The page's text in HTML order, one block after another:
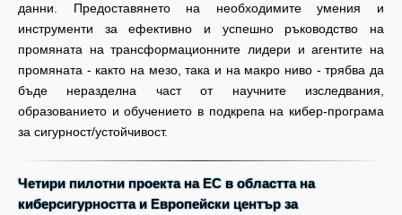
данни. Предоставянето на необходимите умения и
инструменти за ефективно и успешно ръководство на
промяната на трансформационните лидери и агентите на
промяната - както на мезо, така и на макро ниво - трябва да
бъде неразделна част от научните изследвания,
образованието и обучението в подкрепа на кибер-програма
за сигурност/устойчивост.
Четири пилотни проекта на ЕС в областта на
киберсигурността и Европейски център за